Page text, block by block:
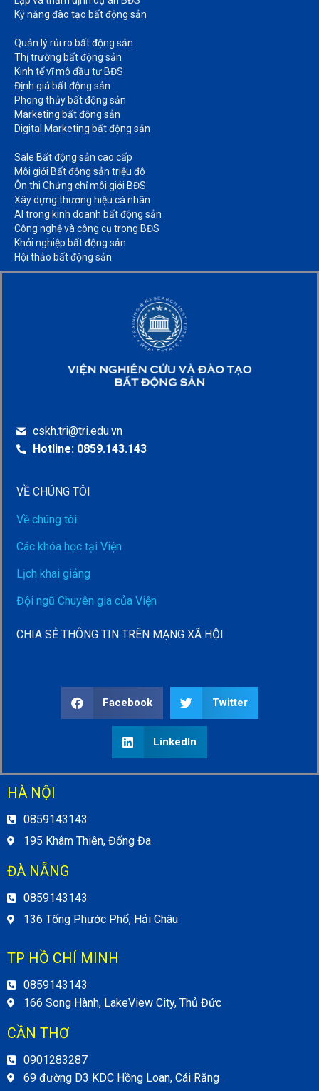
Kỹ năng đào tạo bất động sản​
Quản lý rủi ro bất động sản​
Thị trường bất động sản​
Kinh tế vĩ mô đầu tư BĐS​
Định giá bất động sản​
Phong thủy bất động sản​
Marketing bất động sản​
Digital Marketing bất động sản​
Sale Bất động sản cao cấp​
Môi giới Bất động sản triệu đô​
Ôn thi Chứng chỉ môi giới BĐS​
Xây dựng thương hiệu cá nhân​
AI trong kinh doanh bất động sản​
Công nghệ và công cụ trong BĐS​
Khởi nghiệp bất động sản​
Hội thảo bất động sản​
cskh.tri@tri.edu.vn
Hotline: 0859.143.143
VỀ CHÚNG TÔI
Về chúng tôi
Các khóa học tại Viện
Lịch khai giảng
Đội ngũ Chuyên gia của Viện
CHIA SẺ THÔNG TIN TRÊN MẠNG XÃ HỘI
Facebook Twitter
LinkedIn
HÀ NỘI
0859143143
195 Khâm Thiên, Đống Đa
ĐÀ NẴNG
0859143143
136 Tống Phước Phổ, Hải Châu
TP HỒ CHÍ MINH
0859143143
166 Song Hành, LakeView City, Thủ Đức
CẦN THƠ
0901283287
69 đường D3 KDC Hồng Loan, Cái Răng